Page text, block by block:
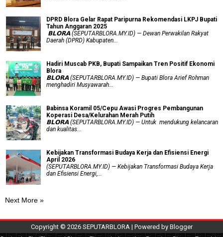
DPRD Blora Gelar Rapat Paripurna Rekomendasi LKPJ Bupati
Tahun Anggaran 2025
‎ 𝗕𝗟𝗢𝗥𝗔 (SEPUTARBLORA.MY.ID) — Dewan Perwakilan Rakyat
Daerah (DPRD) Kabupaten...
Hadiri Muscab PKB, Bupati Sampaikan Tren Positif Ekonomi
Blora
𝗕𝗟𝗢𝗥𝗔 (SEPUTARBLORA.MY.ID) — Bupati Blora Arief Rohman
menghadiri Musyawarah...
Babinsa Koramil 05/Cepu Awasi Progres Pembangunan
Koperasi Desa/Kelurahan Merah Putih
𝗕𝗟𝗢𝗥𝗔 (SEPUTARBLORA.MY.ID) — Untuk mendukung kelancaran
dan kualitas...
Kebijakan Transformasi Budaya Kerja dan Efisiensi Energi
April 2026
(SEPUTARBLORA.MY.ID) — Kebijakan Transformasi Budaya Kerja
dan Efisiensi Energi,...
Next More »
Copyright © 2026 SEPUTARBLORA | Powered by Blogger